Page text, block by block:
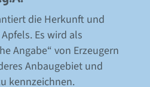
die Herkunft und
Es wird als
Angabe“ von Erzeugern
Anbaugebiet und
kennzeichnen.